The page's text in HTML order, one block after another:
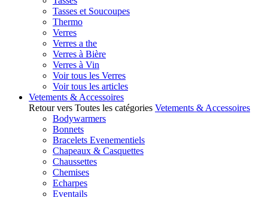
Tasses et Soucoupes
Thermo
Verres
Verres a the
Verres à Bière
Verres à Vin
Voir tous les Verres
Voir tous les articles
Vetements & Accessoires
Retour vers Toutes les catégories Vetements & Accessoires
Bodywarmers
Bonnets
Bracelets Evenementiels
Chapeaux & Casquettes
Chaussettes
Chemises
Echarpes
Eventails